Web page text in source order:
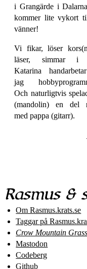
i Grangärde i
kommer lite vykort
vänner!
Vi fikar, löser
läser, simmar i
Katarina
jag
Och naturligtvis
(mandolin) en del
med pappa (gitarr).
Rasmus &
Om Rasmus​.krats​.se
Taggar på
Crow Mountain
Mastodon
Codeberg
Github